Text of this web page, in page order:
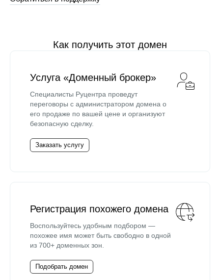
Как получить этот домен
Услуга «Доменный брокер»
Специалисты Руцентра проведут
переговоры с администратором домена о
его продаже по вашей цене и организуют
безопасную сделку.
Заказать услугу
Регистрация похожего домена
Воспользуйтесь удобным подбором —
похожее имя может быть свободно в одной
из 700+ доменных зон.
Подобрать домен